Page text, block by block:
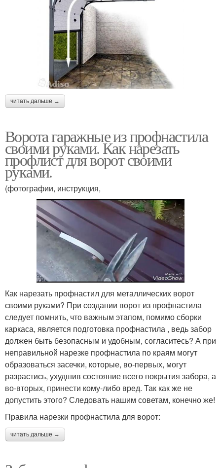
читать дальше →
Ворота гаражные из профнастила
своими руками. Как нарезать
профлист для ворот своими
руками.
(фотографии, инструкция,
Как нарезать профнастил для металлических ворот
своими руками? При создании ворот из профнастила
следует помнить, что важным этапом, помимо сборки
каркаса, является подготовка профнастила , ведь забор
должен быть безопасным и удобным, согласитесь? А при
неправильной нарезке профнастила по краям могут
образоваться засечки, которые, во-первых, могут
разрастись, ухудшив состояние всего покрытия забора, а
во-вторых, принести кому-либо вред. Так как же не
допустить этого? Следовать нашим советам, конечно же!
Правила нарезки профнастила для ворот:
читать дальше →